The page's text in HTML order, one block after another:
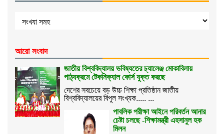
আরো সংবাদ
জাতীয় বিশ্ববিদ্যালয় ভবিষ্যতের চ্যালেঞ্জ মোকাবিলায়
পাঠ্যক্রমে টেকনিক্যাল কোর্স যুক্ত করছে
দেশের সবচেয়ে বড় উচ্চ শিক্ষা প্রতিষ্ঠান জাতীয়
বিশ্ববিদ্যালয়ের বিপুল সংখ্যক..... ...
পাবলিক পরীক্ষা আইনে পরিবর্তন আনার
চেষ্টা চলছে -শিক্ষামন্ত্রী এহসানুল হক
মিলন